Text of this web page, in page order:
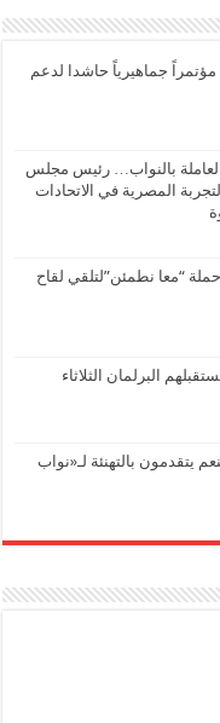
جماهيرياً حاشدا لدعم
العاملة بالنواب… رئيس مجلس
المصرية في الاتحادات
“معا نطمئن”لتلقي لقاح
100 نائب يستقبلهم البرلمان الثلاثاء
يتقدمون بالتهنئة لـ«نواب